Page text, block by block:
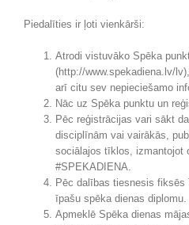
Piedalīties ir ļoti vienkārši:
Atrodi vistuvāko Spēka
(http://www.spekadiena.lv/
arī citu sev nepieciešamo
Nāc uz Spēka punktu un
Pēc reģistrācijas vari sākt
disciplīnām vai vairākās,
sociālajos tīklos, izmantojot
#SPEKADIENA.
Pēc dalības tiesnesis fiksēs
īpašu spēka dienas diplomu.
Apmeklē Spēka dienas